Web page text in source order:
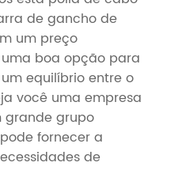
de gancho de
um preço
boa opção para
equilíbrio entre o
você uma empresa
grande grupo
fornecer a
de